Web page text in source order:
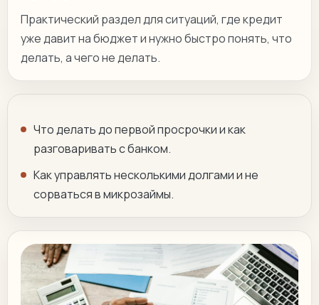
Практический раздел для ситуаций, где кредит
уже давит на бюджет и нужно быстро понять, что
делать, а чего не делать.
Что делать до первой просрочки и как
разговаривать с банком.
Как управлять несколькими долгами и не
сорваться в микрозаймы.